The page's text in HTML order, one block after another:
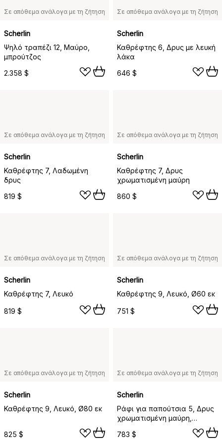
Σε απόθεμα ανάλογα με τη ζήτηση
Scherlin
Ψηλό τραπέζι 12, Μαύρο,
μπρούτζος
2.358 $
Σε απόθεμα ανάλογα με τη ζήτηση
Scherlin
Καθρέφτης 6, Δρυς με λευκή
λάκα
646 $
Σε απόθεμα ανάλογα με τη ζήτηση
Scherlin
Καθρέφτης 7, Λαδωμένη
δρυς
819 $
Σε απόθεμα ανάλογα με τη ζήτηση
Scherlin
Καθρέφτης 7, Δρυς
χρωματισμένη μαύρη
860 $
Σε απόθεμα ανάλογα με τη ζήτηση
Scherlin
Καθρέφτης 7, Λευκό
819 $
Σε απόθεμα ανάλογα με τη ζήτηση
Scherlin
Καθρέφτης 9, Λευκό, Ø60 εκ
751 $
Σε απόθεμα ανάλογα με τη ζήτηση
Scherlin
Καθρέφτης 9, Λευκό, Ø80 εκ
825 $
Σε απόθεμα ανάλογα με τη ζήτηση
Scherlin
Ράφι για παπούτσια 5, Δρυς
χρωματισμένη μαύρη,
783 $